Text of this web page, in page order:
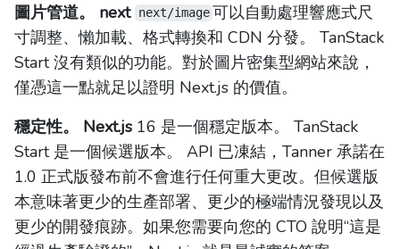
圖片管道。 next
next/image 可以自動處理響應式尺
寸調整、懶加載、格式轉換和 CDN 分發。 TanStack
Start 沒有類似的功能。對於圖片密集型網站來說，
僅憑這一點就足以證明 Next.js 的價值。
穩定性。 Next.js 16 是一個穩定版本。 TanStack
Start 是一個候選版本。 API 已凍結，Tanner 承諾在
1.0 正式版發布前不會進行任何重大更改。但候選版
本意味著更少的生產部署、更少的極端情況發現以及
更少的開發痕跡。如果您需要向您的 CTO 說明“這是